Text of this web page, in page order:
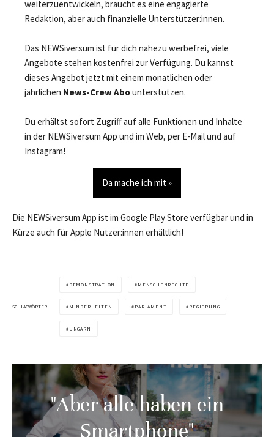
weiterzuentwickeln, braucht es eine engagierte
Redaktion, aber auch finanzielle Unterstützer:innen.
Das NEWSiversum ist für dich nahezu werbefrei, viele
Angebote stehen kostenfrei zur Verfügung. Du kannst
dieses Angebot jetzt mit einem monatlichen oder
jährlichen News-Crew Abounterstützen.
Du erhältst sofort Zugriff auf alle Funktionen und Inhalte
in der NEWSiversum App und im Web, per E-Mail und auf
Instagram!
Da mache ich mit »
Die NEWSiversum App ist im Google Play Store verfügbar und in
Kürze auch für Apple Nutzer:innen erhältlich!
SCHLAGWÖRTER
DEMONSTRATION MENSCHENRECHTE
MINDERHEITEN PARLAMENT REGIERUNG
UNGARN
"Aber alle haben ein
Smartphone"